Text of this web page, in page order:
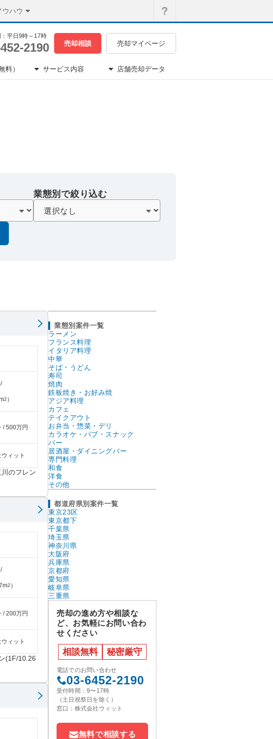
ウハウ
平日9時～17時
2190 売却相談 売却マイページ
料） サービス内容 店舗売却データ
業態別で絞り込む
2 ）
/ 500万円
ィット
のフレン
2 ）
/ 200万円
ィット
(1F/10.26
業態別案件一覧
ラーメン
フランス料理
イタリア料理
中華
そば・うどん
寿司
焼肉
鉄板焼き・お好み焼
アジア料理
カフェ
テイクアウト
お弁当・惣菜・デリ
カラオケ・パブ・スナック
バー
居酒屋・ダイニングバー
専門料理
和食
洋食
その他
都道府県別案件一覧
東京23区
東京都下
千葉県
埼玉県
神奈川県
大阪府
兵庫県
京都府
愛知県
岐阜県
三重県
売却の進め方や相談な
ど、お気軽にお問い合わ
せください
相談無料 秘密厳守
電話でのお問い合わせ
03-6452-2190
受付時間：9〜17時
（土日祝祭日を除く）
窓口：株式会社ウィット
無料で相談する